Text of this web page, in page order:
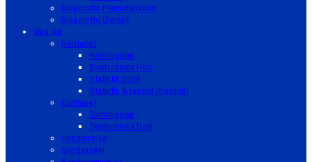
Bingolotto Prenumeration
Bingolotto Digitalt
Våra lag
Herrlaget
Herrtruppen
Spelschema Herr
Statistik 25/26
Statistik & rekord (historik)
Damlaget
Damtruppen
Spelschema Dam
Ungdomslag
Skridskokul